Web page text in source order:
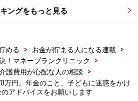
ない1年更新の契約社員ですので
能な限り仕事はしていきたいで
圧が高かったり（血圧による通院
に若干不安があったり、萎縮性胃
かはかなり不透明です。退職金は
ングをもっと見る
める > お金が貯まる人になる連載
>
！マネープランクリニック
>
護費用が心配な人の相談
>
万円。年金のこと、子どもに迷惑をかけ
アドバイスをお願いします